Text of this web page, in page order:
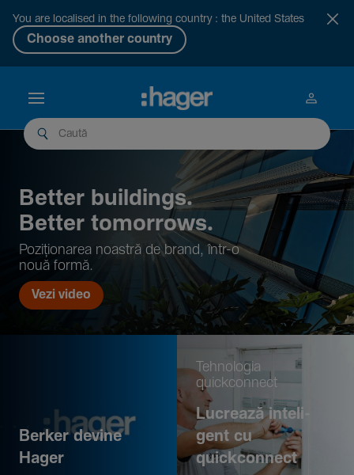
You are localised in the following country : the United States
Choose another country
Better buil­dings.
Better tomor­rows.
Pozi­țio­narea noastră de brand, într-o
nouă formă.
Vezi video
Berker devine
Hager
Tehno­logia
quickconnect
Lucrează inte­li­
gent cu
quickconnect